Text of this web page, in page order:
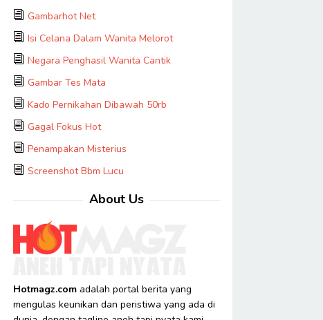
Gambarhot Net
Isi Celana Dalam Wanita Melorot
Negara Penghasil Wanita Cantik
Gambar Tes Mata
Kado Pernikahan Dibawah 50rb
Gagal Fokus Hot
Penampakan Misterius
Screenshot Bbm Lucu
About Us
Hotmagz.comadalah portal berita yang
mengulas keunikan dan peristiwa yang ada di